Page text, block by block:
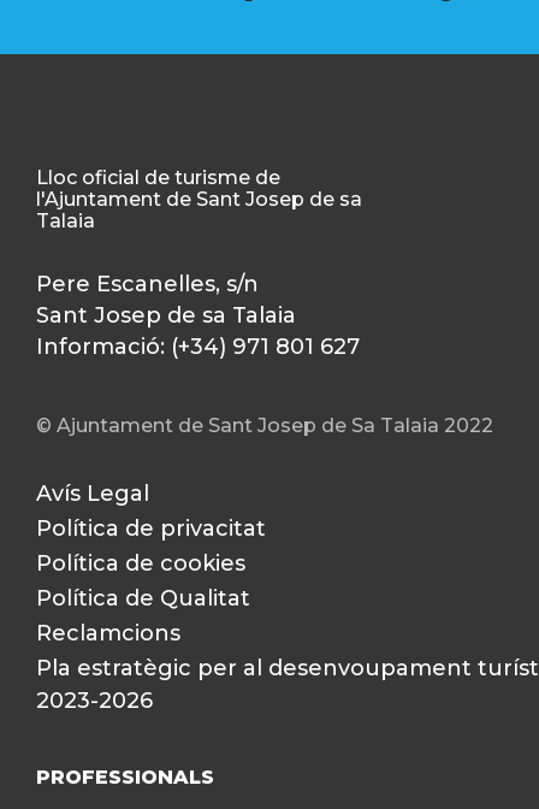
Lloc oficial de turisme de
l'Ajuntament de Sant Josep de sa
Talaia
Pere Escanelles, s/n
Sant Josep de sa Talaia
Informació: (+34) 971 801 627
© Ajuntament de Sant Josep de Sa Talaia 2022
Avís Legal
Política de privacitat
Política de cookies
Política de Qualitat
Reclamcions
Pla estratègic per al desenvoupament
2023-2026
PROFESSIONALS